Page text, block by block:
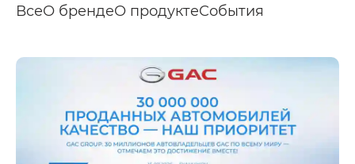
ВсеО брендеО продуктеСобытия